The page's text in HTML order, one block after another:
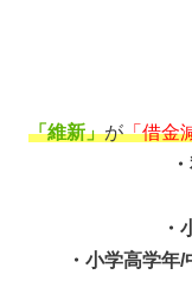
「維新」が「借金
・
・小学高学年